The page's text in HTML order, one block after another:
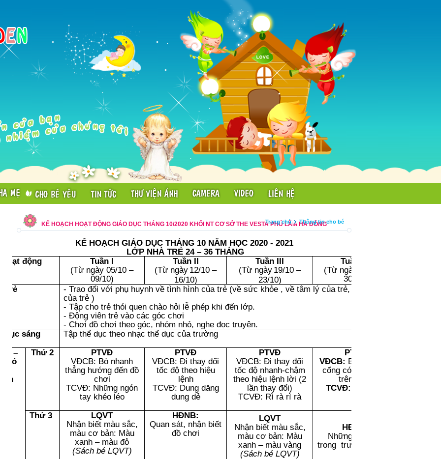
KẾ HOẠCH HOẠT ĐỘNG GIÁO DỤC THÁNG 10/2020 KHỐI NT CƠ SỞ THE VESTA PHÚ LÃM HÀ ĐÔNG
Trang chủ Thông tin cho bé
KẾ HOẠCH GIÁO DỤC THÁNG 10 NĂM HỌC 2020 - 2021
LỚP NHÀ TRẺ 24 – 36 THÁNG
Hoạt động
Tuần I
(Từ ngày05/10 –
09/10)
Tuần II
(Từ ngày 12/10 –
16/10)
Tuần III
(Từ ngày 19/10 –
23/10)
Tuần IV
(Từngày
30/10
trẻ
- Trao đổi với phụ huynh về tình hình của trẻ (về sức khỏe , về tâm lý của trẻ, thói quen
của trẻ )
- Tập cho trẻ thói quen chào hỏi lễ phép khi đến lớp.
- Động viên trẻ vào các góc chơi
- Chơi đồ chơi theo góc, nhóm nhỏ, nghe đọc truyện.
dục sáng
Tập thể dục theo nhạc thể dục của trường
–
có
Thứ 2
PTVĐ
VĐCB: Bò nhanh
thẳng hướng đến đồ
chơi
TCVĐ: Những ngón
tay khéo léo
PTVĐ
VĐCB: Đi thay đổi
tốc độ theo hiệu
lệnh
TCVĐ: Dung dăng
dung dẻ
PTVĐ
VĐCB:Đi thay đổi
tốc độ nhanh-chậm
theo hiệu lệnh lời (2
lần thay đổi)
TCVĐ: Rì rà rì rà
PTVĐ
VĐCB: Bò chui qua
cổng có mang vật
trên lưng
TCVĐ:
Thứ 3
LQVT
Nhận biết màu sắc,
màu cơ bản: Màu
xanh – màu đỏ
(Sách bé LQVT)
HĐNB:
Quan sát, nhận biết
đồ chơi
LQVT
Nhận biết màu sắc,
màu cơ bản: Màu
xanh – màu vàng
(Sách bé LQVT)
HĐNB:
Những đồ chơi
trong trường của bé